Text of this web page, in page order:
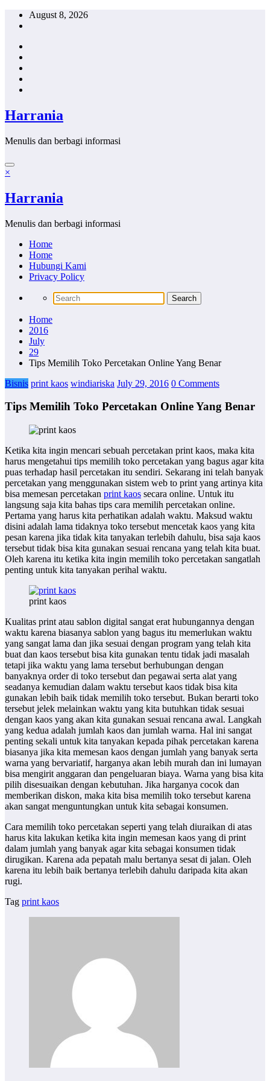
Skip
August 8, 2026
Harrania
Menulis dan berbagi informasi
×
Harrania
Menulis dan berbagi informasi
Home
Home
Hubungi Kami
Privacy Policy
Home
2016
July
29
Tips Memilih Toko Percetakan Online Yang Benar
Bisnis print kaos windiariska July 29, 2016 0 Comments
Tips Memilih Toko Percetakan Online Yang Benar
Ketika kita ingin mencari sebuah percetakan print kaos, maka kita
harus mengetahui tips memilih toko percetakan yang bagus agar kita
puas terhadap hasil percetakan itu sendiri. Sekarang ini telah banyak
percetakan yang menggunakan sistem web to print yang artinya kita
bisa memesan percetakan print kaos secara online. Untuk itu
langsung saja kita bahas tips cara memilih percetakan online.
Pertama yang harus kita perhatikan adalah waktu. Maksud waktu
disini adalah lama tidaknya toko tersebut mencetak kaos yang kita
pesan karena jika tidak kita tanyakan terlebih dahulu, bisa saja kaos
tersebut tidak bisa kita gunakan sesuai rencana yang telah kita buat.
Oleh karena itu ketika kita ingin memilih toko percetakan sangatlah
penting untuk kita tanyakan perihal waktu.
print kaos
Kualitas print atau sablon digital sangat erat hubungannya dengan
waktu karena biasanya sablon yang bagus itu memerlukan waktu
yang sangat lama dan jika sesuai dengan program yang telah kita
buat dan kaos tersebut bisa kita gunakan tentu tidak jadi masalah
tetapi jika waktu yang lama tersebut berhubungan dengan
banyaknya order di toko tersebut dan pegawai serta alat yang
seadanya kemudian dalam waktu tersebut kaos tidak bisa kita
gunakan lebih baik tidak memilih toko tersebut. Bukan berarti toko
tersebut jelek melainkan waktu yang kita butuhkan tidak sesuai
dengan kaos yang akan kita gunakan sesuai rencana awal. Langkah
yang kedua adalah jumlah kaos dan jumlah warna. Hal ini sangat
penting sekali untuk kita tanyakan kepada pihak percetakan karena
biasanya jika kita memesan kaos dengan jumlah yang banyak serta
warna yang bervariatif, harganya akan lebih murah dan ini lumayan
bisa mengirit anggaran dan pengeluaran biaya. Warna yang bisa kita
pilih disesuaikan dengan kebutuhan. Jika harganya cocok dan
memberikan diskon, maka kita bisa memilih toko tersebut karena
akan sangat menguntungkan untuk kita sebagai konsumen.
Cara memilih toko percetakan seperti yang telah diuraikan di atas
harus kita lakukan ketika kita ingin memesan kaos yang di print
dalam jumlah yang banyak agar kita sebagai konsumen tidak
dirugikan. Karena ada pepatah malu bertanya sesat di jalan. Oleh
karena itu lebih baik bertanya terlebih dahulu daripada kita akan
rugi.
Tag print kaos